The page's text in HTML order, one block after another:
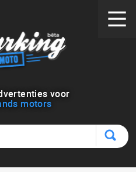
voor
motors